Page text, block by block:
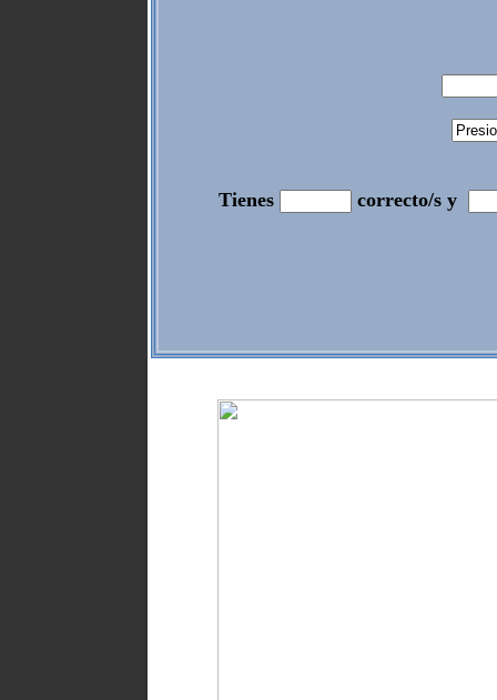
Tienes correcto/s y